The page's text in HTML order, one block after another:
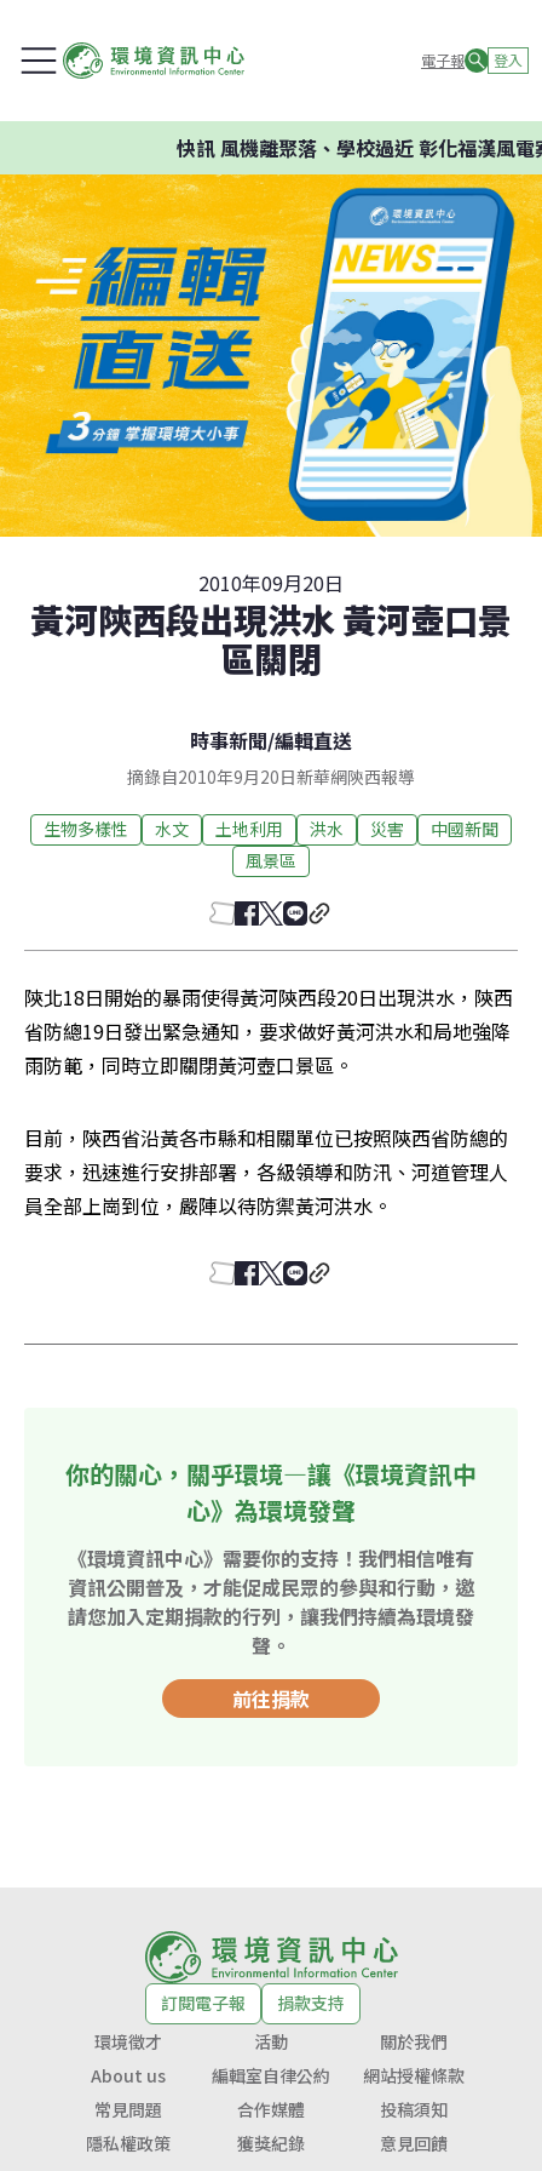
電子報 登入
快訊風機離聚落、學校過近 彰化福漢風電
2010年09月20日
黃河陝西段出現洪水 黃河壺口景
區關閉
時事新聞/編輯直送
摘錄自2010年9月20日新華網陝西報導
生物多樣性 水文 土地利用 洪水 災害
中國新聞
風景區
陝北18日開始的暴雨使得黃河陝西段20日出現洪水，陝西
省防總19日發出緊急通知，要求做好黃河洪水和局地強降
雨防範，同時立即關閉黃河壺口景區。
目前，陝西省沿黃各市縣和相關單位已按照陝西省防總的
要求，迅速進行安排部署，各級領導和防汛、河道管理人
員全部上崗到位，嚴陣以待防禦黃河洪水。
你的關心，關乎環境—讓《環境資訊中
心》為環境發聲
《環境資訊中心》需要你的支持！我們相信唯有
資訊公開普及，才能促成民眾的參與和行動，邀
請您加入定期捐款的行列，讓我們持續為環境發
聲。
前往捐款
訂閱電子報
捐款支持
環境徵才
活動
關於我們
About us
編輯室自律公約
網站授權條款
常見問題
合作媒體
投稿須知
隱私權政策
獲獎紀錄 意見回饋